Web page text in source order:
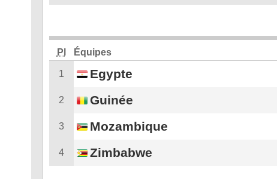
Pl Équipes
1 Egypte
2 Guinée
3 Mozambique
4 Zimbabwe